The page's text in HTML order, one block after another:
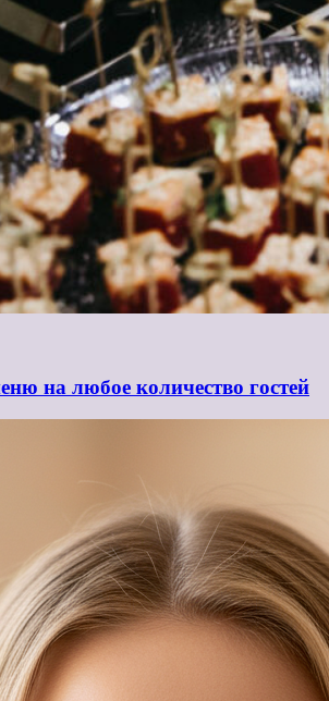
на любое количество гостей